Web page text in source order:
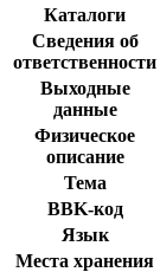
Каталоги
Сведения об
ответственности
Выходные
данные
Физическое
описание
Тема
BBK-код
Язык
Места хранения